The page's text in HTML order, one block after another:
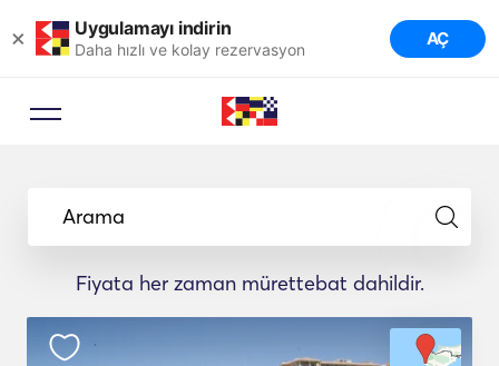
× Uygulamayı indirin
Daha hızlı ve kolay rezervasyon AÇ
Arama
Fiyata her zaman mürettebat dahildir.